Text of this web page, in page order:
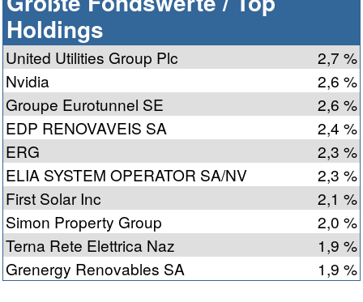
Holdings
United Utilities Group Plc
2,7 %
Nvidia
2,6 %
Groupe Eurotunnel SE
2,6 %
EDP RENOVAVEIS SA
2,4 %
ERG
2,3 %
ELIA SYSTEM OPERATOR SA/NV
2,3 %
First Solar Inc
2,1 %
Simon Property Group
2,0 %
Terna Rete Elettrica Naz
1,9 %
Grenergy Renovables SA
1,9 %